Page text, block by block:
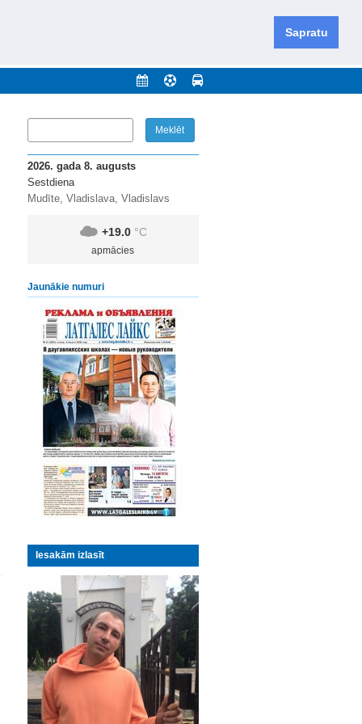
Sapratu
novadu un apkārtējos novadus un pilsētas.
2026. gada 8. augusts
Sestdiena
Mudīte, Vladislava, Vladislavs
+19.0 °C
apmācies
Jaunākie numuri
Iesakām izlasīt